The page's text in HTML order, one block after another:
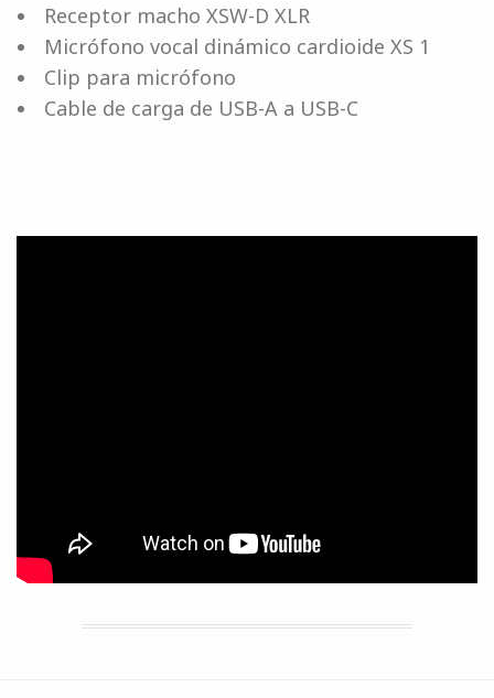
Receptor macho XSW-D XLR
Micrófono vocal dinámico cardioide XS 1
Clip para micrófono
Cable de carga de USB-A a USB-C